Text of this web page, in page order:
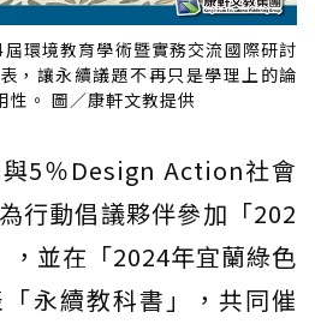
環境教育學術暨實務交流國際研討
，讓永續議題不再只是學理上的論
性。 圖／康軒文教提供
5％Design Action社會
行動倡議夥伴參加「202
，並在「2024年宜蘭綠色
永續教科書」，共同催